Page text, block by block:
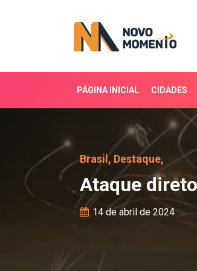
PÁGINA INICIAL CIDADES
Ataque direto do
Brasil, Destaque,
Ataque
14 de abril de 2024